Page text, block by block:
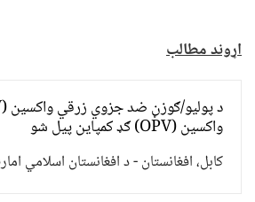
اړوند مطالب
واکسین (OPV) ګډ کمپاین پيل شو
کابل، افغانستان - د افغانستان اسلامي